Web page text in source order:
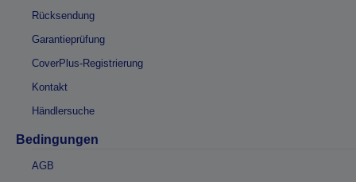
Rücksendung
Garantieprüfung
CoverPlus-Registrierung
Kontakt
Händlersuche
Bedingungen
AGB